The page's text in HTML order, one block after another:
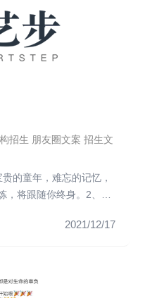
招生 朋友圈文案 招生文
的童年，难忘的记忆，
，将跟随你终身。2、舞
2021/12/17